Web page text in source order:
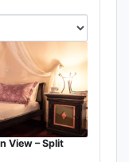
View – Split